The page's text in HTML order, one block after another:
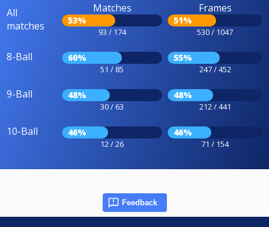
All
matches
Matches
53%
93 / 174
Frames
51%
530 / 1047
8-Ball 60%
51 / 85
55%
247 / 452
9-Ball 48%
30 / 63
48%
212 / 441
10-Ball 46%
12 / 26
46%
71 / 154
Feedback